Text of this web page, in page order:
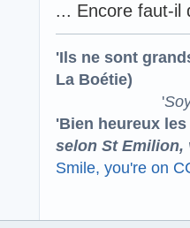
... Encore faut-il
'Ils ne sont
La Boétie)
'
'Bien heureux
selon St Emilion,
Smile, you're on